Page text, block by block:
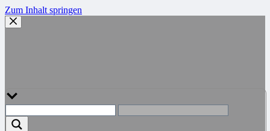
Zum Inhalt springen